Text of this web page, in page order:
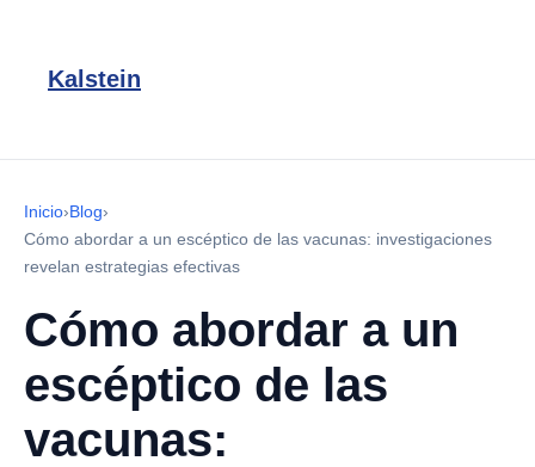
Kalstein
Inicio›Blog›
Cómo abordar a un escéptico de las vacunas: investigaciones
revelan estrategias efectivas
Cómo abordar a un
escéptico de las
vacunas: